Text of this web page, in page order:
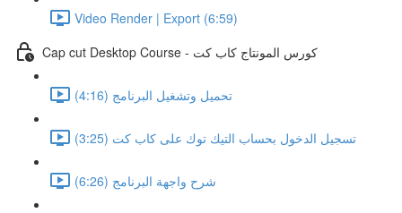
Video Render | Export (6:59)
Cap cut Desktop Course - كورس المونتاج كاب كت
تحميل وتشغيل البرنامج (4:16)
تسجيل الدخول بحساب التيك توك على كاب كت (3:25)
شرح واجهة البرنامج (6:26)